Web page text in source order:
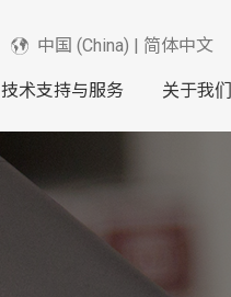
中国 (China) | 简体中文
技术支持与服务 关于我们